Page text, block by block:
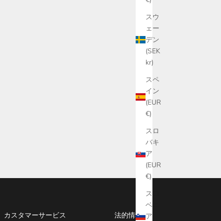
スウ
ェー
デン
(SEK
kr)
スペ
イン
(EUR
€)
スロ
バキ
ア
(EUR
€)
スロ
ベニ
ア
【500MLサイズ3種組合せ/化粧箱】 オーガ
ニック・エキストラ バージン・オリーブオ
イル 「オロ・デル・デシエルト」
セール価格
カスタマーサービス 法的情報